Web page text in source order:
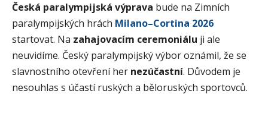
Česká paralympijská výprava bude na Zimních
paralympijských hrách Milano–Cortina 2026
startovat. Na zahajovacím ceremoniálu ji ale
neuvidíme. Český paralympijský výbor oznámil, že se
slavnostního otevření her nezúčastní. Důvodem je
nesouhlas s účastí ruských a běloruských sportovců.